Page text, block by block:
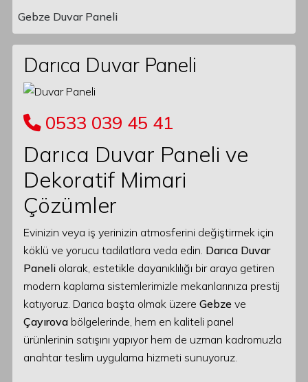
Main Navigation
Gebze Duvar Paneli
Darıca Duvar Paneli
0533 039 45 41
Darıca Duvar Paneli ve
Dekoratif Mimari
Çözümler
Evinizin veya iş yerinizin atmosferini değiştirmek için
köklü ve yorucu tadilatlara veda edin. Darıca Duvar
Paneli olarak, estetikle dayanıklılığı bir araya getiren
modern kaplama sistemlerimizle mekanlarınıza prestij
katıyoruz. Darıca başta olmak üzere Gebze ve
Çayırova bölgelerinde, hem en kaliteli panel
ürünlerinin satışını yapıyor hem de uzman kadromuzla
anahtar teslim uygulama hizmeti sunuyoruz.